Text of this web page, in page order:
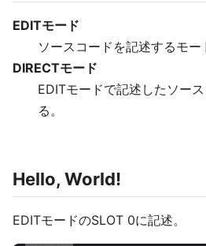
EDITモード
ソースコードを記述するモー
DIRECTモード
EDITモードで記述したソー
る。
Hello, World!
EDITモードのSLOT 0に記述。